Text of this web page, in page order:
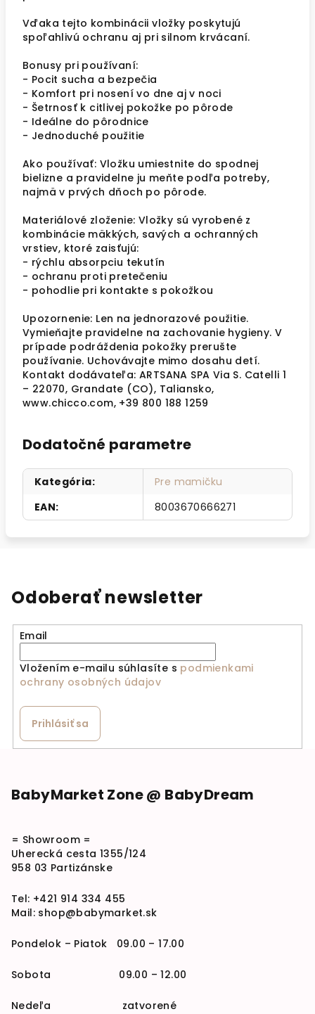
Vďaka tejto kombinácii vložky poskytujú
spoľahlivú ochranu aj pri silnom krvácaní.
Bonusy pri používaní:
- Pocit sucha a bezpečia
- Komfort pri nosení vo dne aj v noci
- Šetrnosť k citlivej pokožke po pôrode
- Ideálne do pôrodnice
- Jednoduché použitie
Ako používať: Vložku umiestnite do spodnej
bielizne a pravidelne ju meňte podľa potreby,
najmä v prvých dňoch po pôrode.
Materiálové zloženie: Vložky sú vyrobené z
kombinácie mäkkých, savých a ochranných
vrstiev, ktoré zaisťujú:
- rýchlu absorpciu tekutín
- ochranu proti pretečeniu
- pohodlie pri kontakte s pokožkou
Upozornenie: Len na jednorazové použitie.
Vymieňajte pravidelne na zachovanie hygieny. V
prípade podráždenia pokožky prerušte
používanie. Uchovávajte mimo dosahu detí.
Kontakt dodávateľa: ARTSANA SPA Via S. Catelli 1
– 22070, Grandate (CO), Taliansko,
www.chicco.com, +39 800 188 1259
Dodatočné parametre
Kategória:
Pre mamičku
EAN: 8003670666271
Odoberať newsletter
Email
Vložením e-mailu súhlasíte s podmienkami
ochrany osobných údajov
Prihlásiť sa
BabyMarket Zone @ BabyDream
= Showroom =
Uherecká cesta 1355/124
958 03 Partizánske
Tel: +421 914 334 455
Mail: shop@babymarket.sk
Pondelok – Piatok 09.00 – 17.00
Sobota 09.00 – 12.00
Nedeľa zatvorené